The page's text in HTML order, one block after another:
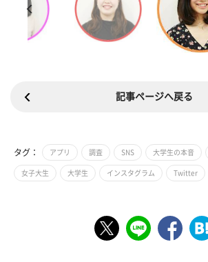
記事ページへ戻る
タグ： アプリ 調査 SNS 大学生の本音
女子大生 大学生 インスタグラム Twitter